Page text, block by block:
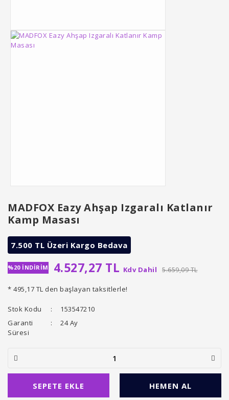
MADFOX Eazy Ahşap Izgaralı Katlanır
Kamp Masası
7.500 TL Üzeri Kargo Bedava
%20 İNDİRİM 4.527,27 TL Kdv Dahil 5.659,09 TL
* 495,17 TL den başlayan taksitlerle!
Stok Kodu
153547210
Garanti
Süresi
24 Ay
SEPETE EKLE HEMEN AL